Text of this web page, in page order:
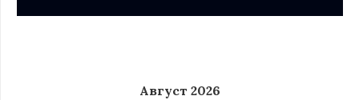
Август 2026